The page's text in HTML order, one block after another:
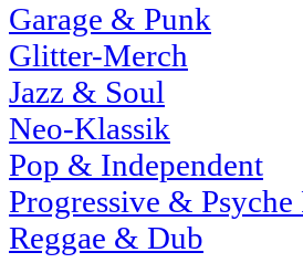
Garage & Punk
Glitter-Merch
Jazz & Soul
Neo-Klassik
Pop & Independent
Progressive & Psyche
Reggae & Dub